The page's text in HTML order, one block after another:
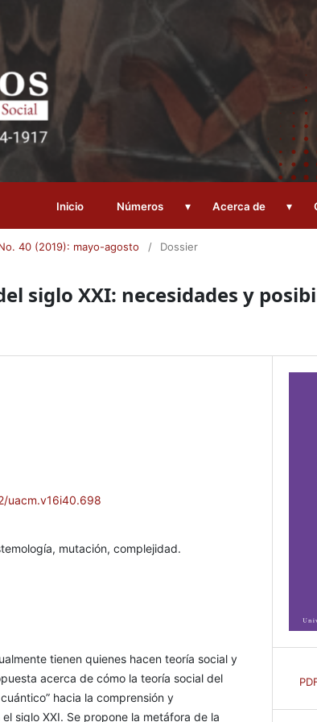
Inicio Números ▾ Acerca de ▾
40 (2019): mayo-agosto / Dossier
siglo XXI: necesidades y
uacm.v16i40.698
mutación, complejidad.
tienen quienes hacen teoría social y
acerca de cómo la teoría social del
hacia la comprensión y
siglo XXI. Se propone la metáfora de la